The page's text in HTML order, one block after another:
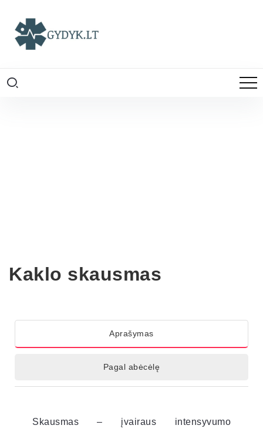
Kaklo skausmas
Aprašymas
Pagal abėcėlę
Skausmas – įvairaus intensyvumo